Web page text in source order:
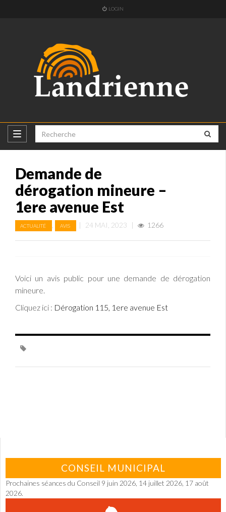
LOGIN
Demande de
dérogation mineure –
1ere avenue Est
ACTUALITÉ AVIS | 24 MAI, 2023 | 1266
Voici un avis public pour une demande de dérogation
mineure.
Cliquez ici : Dérogation 115, 1ere avenue Est
CONSEIL MUNICIPAL
Prochaines séances du Conseil 9 juin 2026, 14 juillet 2026, 17 août
2026.